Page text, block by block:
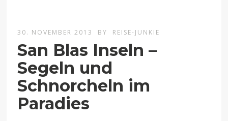
30. NOVEMBER 2013 BY REISE-JUNKIE
San Blas Inseln –
Segeln und
Schnorcheln im
Paradies